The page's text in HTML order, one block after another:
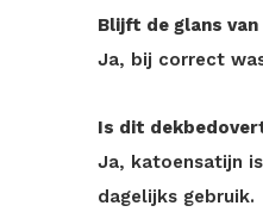
Blijft de glans
Ja, bij correct
Is dit
Ja, katoensatijn
dagelijks gebruik.